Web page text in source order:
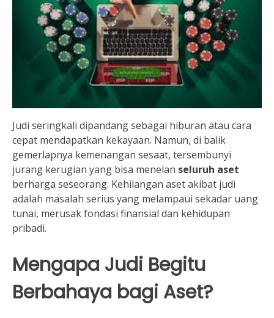
Judi seringkali dipandang sebagai hiburan atau cara
cepat mendapatkan kekayaan. Namun, di balik
gemerlapnya kemenangan sesaat, tersembunyi
jurang kerugian yang bisa menelan seluruh aset
berharga seseorang. Kehilangan aset akibat judi
adalah masalah serius yang melampaui sekadar uang
tunai, merusak fondasi finansial dan kehidupan
pribadi.
Mengapa Judi Begitu
Berbahaya bagi Aset?